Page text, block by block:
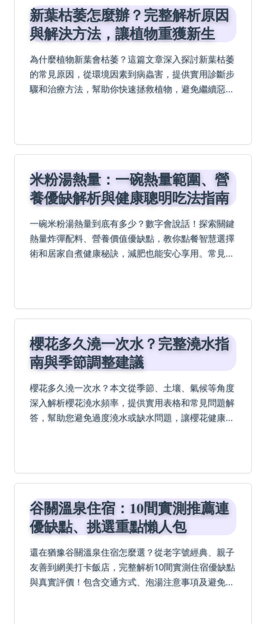
新葉枯萎怎麼辦？完整解析原因
與解決方法，讓植物重獲新生
為什麼植物新葉會枯萎？這篇文章深入探討新葉枯萎
的常見原因，從環境因素到病蟲害，提供實用診斷步
驟和治療方法，幫助你快速拯救植物，避免繼續惡
米粉湯熱量：一碗熱量範圍、營
養優缺解析與健康聰明吃法指南
一碗米粉湯熱量到底有多少？數字會說話！探索關鍵
熱量炸彈配料、營養價值優缺點，教你點餐智慧選擇
術和居家自煮健康秘訣，減肥也能安心享用。常見疑
櫻花多久澆一次水？完整澆水指
南與季節調整建議
櫻花多久澆一次水？本文從季節、土壤、氣候等角度
深入解析櫻花澆水頻率，提供實用表格和常見問題解
答，幫助您避免過度澆水或缺水問題，讓櫻花健康生
谷關溫泉住宿：10間實測推薦連
優缺點、挑選重點懶人包
還在猶豫谷關溫泉住宿怎麼選？從老字號經典、親子
友善到網美打卡飯店，完整解析10間實測住宿優缺點
與真實評價！包含交通方式、泡湯注意事項及避免踩